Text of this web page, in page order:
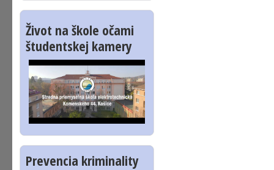
Život na škole očami
študentskej kamery
Prevencia kriminality